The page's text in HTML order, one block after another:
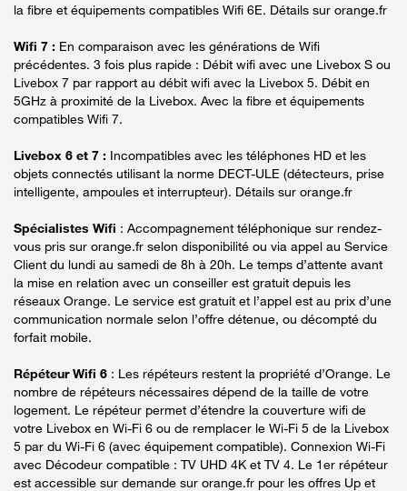
la fibre et équipements compatibles Wifi 6E. Détails sur orange.fr
Wifi 7 : En comparaison avec les générations de Wifi
précédentes. 3 fois plus rapide : Débit wifi avec une Livebox S ou
Livebox 7 par rapport au débit wifi avec la Livebox 5. Débit en
5GHz à proximité de la Livebox. Avec la fibre et équipements
compatibles Wifi 7.
Livebox 6 et 7 : Incompatibles avec les téléphones HD et les
objets connectés utilisant la norme DECT-ULE (détecteurs, prise
intelligente, ampoules et interrupteur). Détails sur orange.fr
Spécialistes Wifi : Accompagnement téléphonique sur rendez-
vous pris sur orange.fr selon disponibilité ou via appel au Service
Client du lundi au samedi de 8h à 20h. Le temps d’attente avant
la mise en relation avec un conseiller est gratuit depuis les
réseaux Orange. Le service est gratuit et l’appel est au prix d’une
communication normale selon l’offre détenue, ou décompté du
forfait mobile.
Répéteur Wifi 6 : Les répéteurs restent la propriété d’Orange. Le
nombre de répéteurs nécessaires dépend de la taille de votre
logement. Le répéteur permet d’étendre la couverture wifi de
votre Livebox en Wi-Fi 6 ou de remplacer le Wi-Fi 5 de la Livebox
5 par du Wi-Fi 6 (avec équipement compatible). Connexion Wi-Fi
avec Décodeur compatible : TV UHD 4K et TV 4. Le 1er répéteur
est accessible sur demande sur orange.fr pour les offres Up et